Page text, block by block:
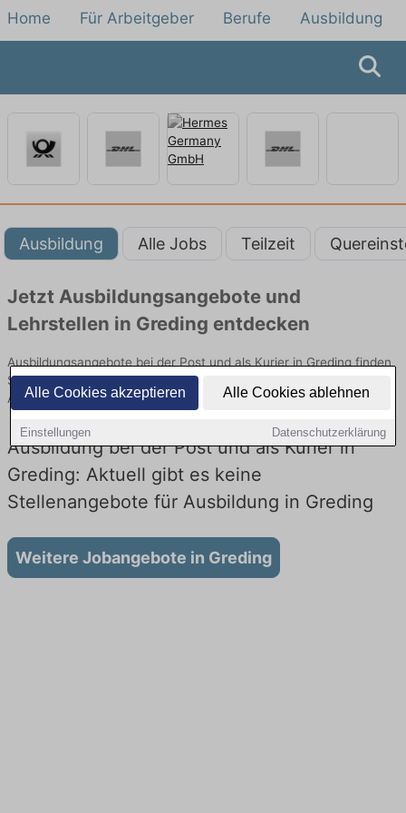
Alle Cookies akzeptieren Alle Cookies ablehnen
Einstellungen Datenschutzerklärung
Home Für Arbeitgeber Berufe Ausbildung
Ausbildung Alle Jobs Teilzeit
Jetzt Ausbildungsangebote und
Lehrstellen in Greding entdecken
Ausbildungsangebote bei der Post und als Kurier in Greding finden
Sie von namhaften Firmen. Entdecken Sie freie Optionen von Top-
Arbeitgebern und bewerben Sie sich noch heute.
Ausbildung bei der Post und als Kurier in
Greding: Aktuell gibt es keine
Stellenangebote für Ausbildung in Greding
Weitere Jobangebote in Greding